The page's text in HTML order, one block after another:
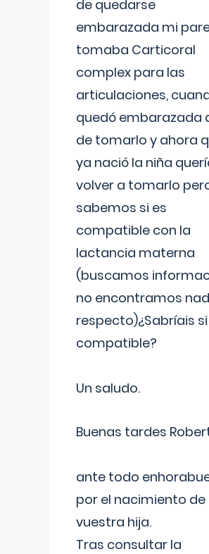
de quedarse
embarazada mi
tomaba Carticoral
complex para las
articulaciones,
quedó embarazada
de tomarlo y ahora
ya nació la niña
volver a tomarlo
sabemos si es
compatible con la
lactancia materna
(buscamos
no encontramos
respecto)¿Sabríais
compatible?
Un saludo.
Buenas tardes
ante todo
por el nacimiento de
vuestra hija.
Tras consultar la